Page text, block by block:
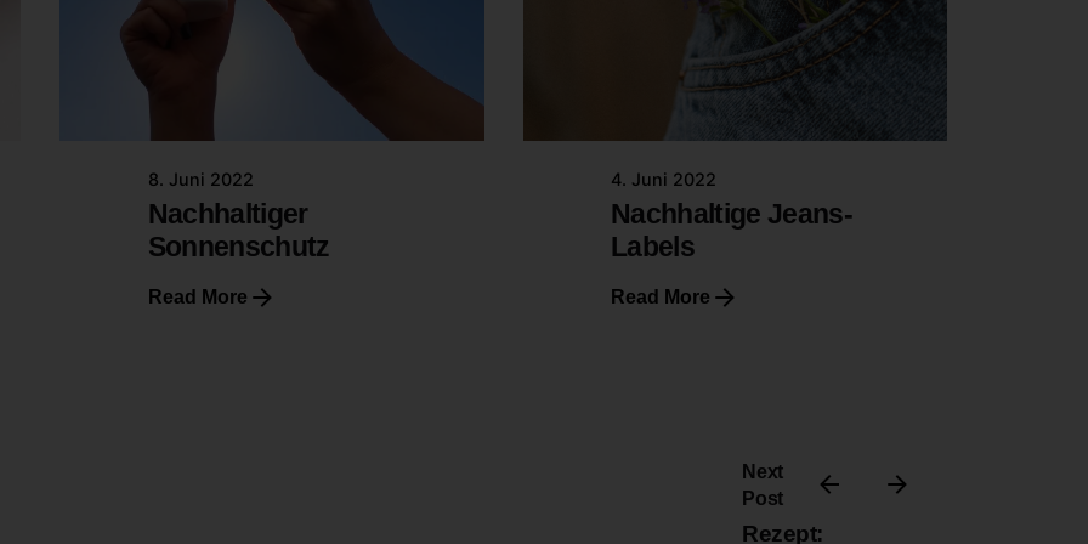
Next
Post
Rezept:
8. Juni 2022
Nachhaltiger
Sonnenschutz
Read More
4. Juni 2022
Nachhaltige Jeans-
Labels
Read More